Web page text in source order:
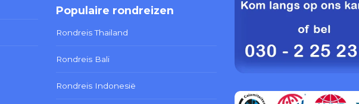
Populaire rondreizen
Rondreis Thailand
Rondreis Bali
Rondreis Indonesië